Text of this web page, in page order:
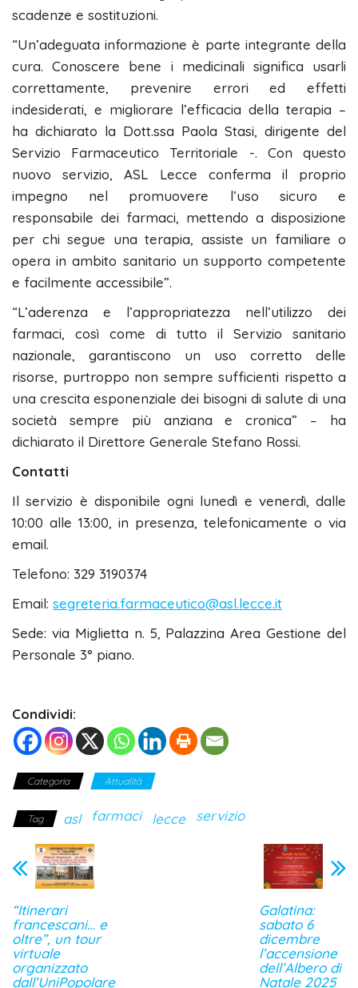
scadenze e sostituzioni.
“Un’adeguata informazione è parte integrante della
cura. Conoscere bene i medicinali significa usarli
correttamente, prevenire errori ed effetti
indesiderati, e migliorare l’efficacia della terapia –
ha dichiarato la Dott.ssa Paola Stasi, dirigente del
Servizio Farmaceutico Territoriale -. Con questo
nuovo servizio, ASL Lecce conferma il proprio
impegno nel promuovere l’uso sicuro e
responsabile dei farmaci, mettendo a disposizione
per chi segue una terapia, assiste un familiare o
opera in ambito sanitario un supporto competente
e facilmente accessibile”.
“L’aderenza e l’appropriatezza nell’utilizzo dei
farmaci, così come di tutto il Servizio sanitario
nazionale, garantiscono un uso corretto delle
risorse, purtroppo non sempre sufficienti rispetto a
una crescita esponenziale dei bisogni di salute di una
società sempre più anziana e cronica” – ha
dichiarato il Direttore Generale Stefano Rossi.
Contatti
Il servizio è disponibile ogni lunedì e venerdì, dalle
10:00 alle 13:00, in presenza, telefonicamente o via
email.
Telefono: 329 3190374
Email: segreteria.farmaceutico@asl.lecce.it
Sede: via Miglietta n. 5, Palazzina Area Gestione del
Personale 3° piano.
Condividi:
Categoria Attualità
Tag asl farmaci lecce servizio
“Itinerari
francescani… e
oltre”, un tour
virtuale
organizzato
dall’UniPopolare
Galatina:
sabato 6
dicembre
l’accensione
dell’Albero di
Natale 2025